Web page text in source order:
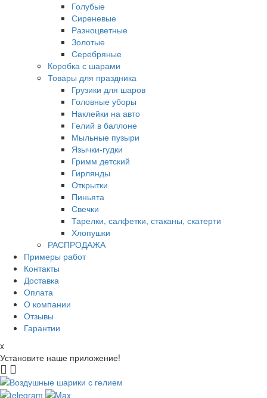
Голубые
Сиреневые
Разноцветные
Золотые
Серебряные
Коробка с шарами
Товары для праздника
Грузики для шаров
Головные уборы
Наклейки на авто
Гелий в баллоне
Мыльные пузыри
Язычки-гудки
Гримм детский
Гирлянды
Открытки
Пиньята
Свечки
Тарелки, салфетки, стаканы, скатерти
Хлопушки
РАСПРОДАЖА
Примеры работ
Контакты
Доставка
Оплата
О компании
Отзывы
Гарантии
x
Установите наше приложение!